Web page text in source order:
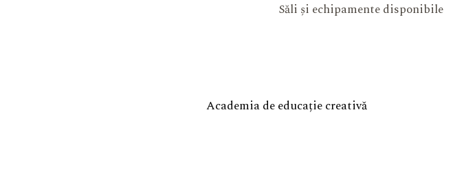
Săli și echipamente disponibile
Academia de educație creativă